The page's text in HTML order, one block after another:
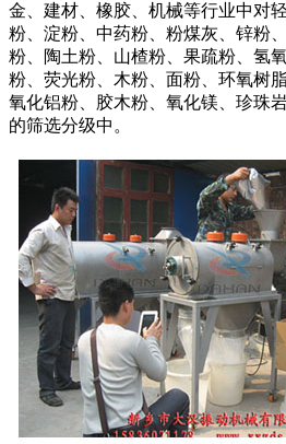
金、建材、橡胶、机械等行业中对
粉、淀粉、中药粉、粉煤灰、锌粉
粉、陶土粉、山楂粉、果疏粉、氢
粉、荧光粉、木粉、面粉、环氧树
氧化铝粉、胶木粉、氧化镁、珍珠
的筛选分级中。